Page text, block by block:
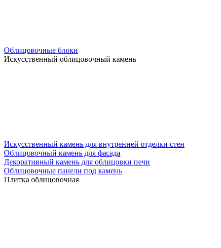
Облицовочные блоки
Искусственный облицовочный камень
Искусственный камень для внутренней отделки стен
Облицовочный камень для фасада
Декоративный камень для облицовки печи
Облицовочные панели под камень
Плитка облицовочная